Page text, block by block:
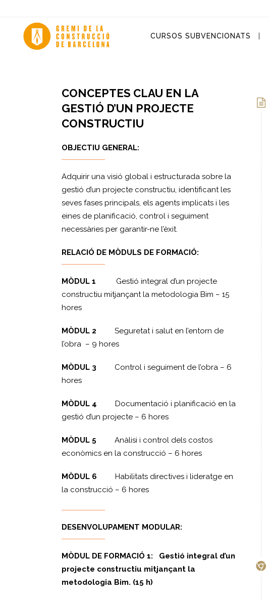
CURSOS SUBVENCIONATS
CONCEPTES CLAU EN LA
GESTIÓ D’UN PROJECTE
CONSTRUCTIU
OBJECTIU GENERAL:
Adquirir una visió global i estructurada sobre la
gestió d’un projecte constructiu, identificant les
seves fases principals, els agents implicats i les
eines de planificació, control i seguiment
necessàries per garantir-ne l’èxit.
RELACIÓ DE MÒDULS DE FORMACIÓ:
MÒDUL 1 Gestió integral d’un projecte
constructiu mitjançant la metodologia Bim – 15
hores
MÒDUL 2 Seguretat i salut en l’entorn de
l’obra – 9 hores
MÒDUL 3 Control i seguiment de l’obra – 6
hores
MÒDUL 4 Documentació i planificació en la
gestió d’un projecte – 6 hores
MÒDUL 5 Anàlisi i control dels costos
econòmics en la construcció – 6 hores
MÒDUL 6 Habilitats directives i lideratge en
la construcció – 6 hores
DESENVOLUPAMENT MODULAR:
MÒDUL DE FORMACIÓ 1: Gestió integral d’un
projecte constructiu mitjançant la
metodologia Bim. (15 h)